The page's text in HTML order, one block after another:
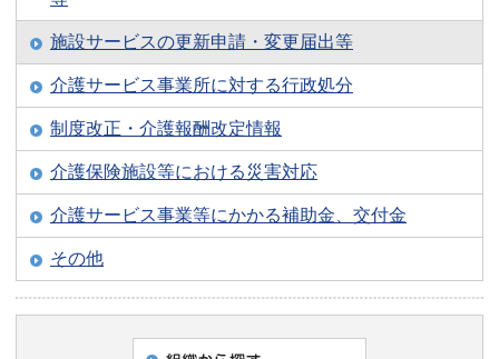
施設サービスの更新申請・変更届出等
介護サービス事業所に対する行政処分
制度改正・介護報酬改定情報
介護保険施設等における災害対応
介護サービス事業等にかかる補助金、交付金
その他